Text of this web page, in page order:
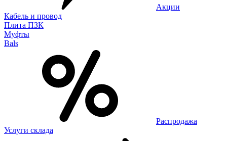
Акции
Кабель и провод
Плита ПЗК
Муфты
Bals
Распродажа
Услуги склада